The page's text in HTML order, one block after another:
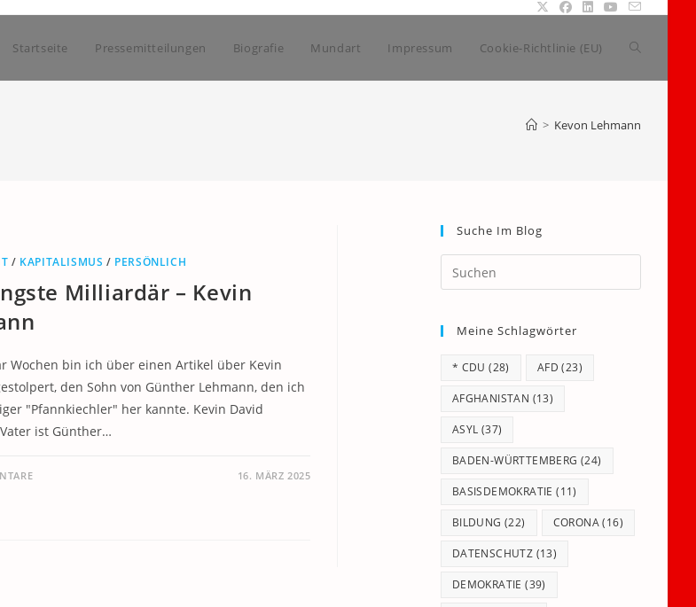
Startseite Pressemitteilungen Biografie Mundart Impressum Cookie-Richtlinie (EU) Website-
> Kevon Lehmann
/ KAPITALISMUS / PERSÖNLICH
Milliardär – Kevin
Wochen bin ich über einen Artikel über Kevin
den Sohn von Günther Lehmann, den ich
"Pfannkiechler" her kannte. Kevin David
ist Günther…
16. MÄRZ 2025
Suche Im Blog
Escape
Meine Schlagwörter
* CDU (28) AFD (23)
AFGHANISTAN (13)
ASYL (37)
BADEN-WÜRTTEMBERG (24)
BASISDEMOKRATIE (11)
BILDUNG (22) CORONA(16)
DATENSCHUTZ (13)
DEMOKRATIE (39)